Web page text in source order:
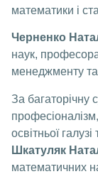
математики і
Черненко
наук,
менеджменту та
За багаторічну
освітньої
Шкатуляк
математичних